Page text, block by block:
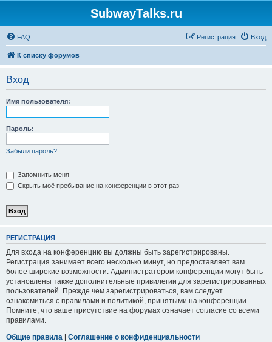
SubwayTalks.ru
FAQ Вход
Регистрация
К списку форумов
Вход
Имя пользователя:
Пароль:
Забыли пароль?
Запомнить меня
Скрыть моё пребывание на конференции в этот раз
РЕГИСТРАЦИЯ
Для входа на конференцию вы должны быть зарегистрированы.
Регистрация занимает всего несколько минут, но предоставляет вам
более широкие возможности. Администратором конференции могут быть
установлены также дополнительные привилегии для зарегистрированных
пользователей. Прежде чем зарегистрироваться, вам следует
ознакомиться с правилами и политикой, принятыми на конференции.
Помните, что ваше присутствие на форумах означает согласие со всеми
правилами.
Общие правила | Соглашение о конфиденциальности